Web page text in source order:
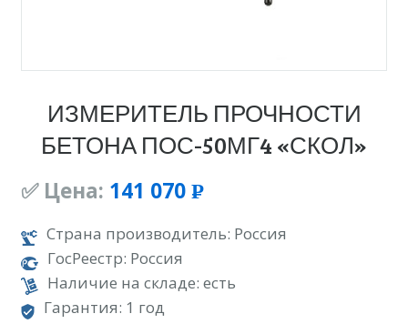
ИЗМЕРИТЕЛЬ ПРОЧНОСТИ
БЕТОНА ПОС-50МГ4 «СКОЛ»
✅ Цена: 141 070 Р
УБ.
Страна производитель: Россия
ГосРеестр: Россия
Наличие на складе: есть
Гарантия: 1 год